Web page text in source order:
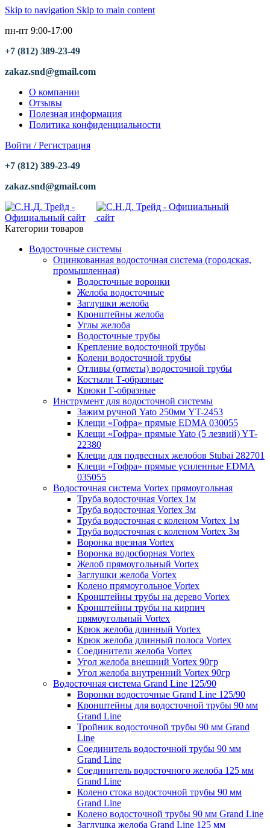
Skip to navigation Skip to main content
пн-пт 9:00-17:00
+7 (812) 389-23-49
zakaz.snd@gmail.com
О компании
Отзывы
Полезная информация
Политика конфиденциальности
Войти / Регистрация
+7 (812) 389-23-49
zakaz.snd@gmail.com
Категории товаров
Водосточные системы
Оцинкованная водосточная система (городская,
промышленная)
Водосточные воронки
Желоба водосточные
Заглушки желоба
Кронштейны желоба
Углы желоба
Водосточные трубы
Крепление водосточной трубы
Колени водосточной трубы
Отливы (отметы) водосточной трубы
Костыли Т-образные
Крюки Г-образные
Инструмент для водосточной системы
Зажим ручной Yato 250мм YT-2453
Клещи «Гофра» прямые EDMA 030055
Клещи «Гофра» прямые Yato (5 лезвий) YT-
22380
Клещи для подвесных желобов Stubai 282701
Клещи «Гофра» прямые усиленные EDMA
035055
Водосточная система Vortex прямоугольная
Труба водосточная Vortex 1м
Труба водосточная Vortex 3м
Труба водосточная с коленом Vortex 1м
Труба водосточная с коленом Vortex 3м
Воронка врезная Vortex
Воронка водосборная Vortex
Желоб прямоугольный Vortex
Заглушки желоба Vortex
Колено прямоугольное Vortex
Кронштейны трубы на дерево Vortex
Кронштейны трубы на кирпич
прямоугольный Vortex
Крюк желоба длинный Vortex
Крюк желоба длинный полоса Vortex
Соединители желоба Vortex
Угол желоба внешний Vortex 90гр
Угол желоба внутренний Vortex 90гр
Водосточная система Grand Line 125/90
Воронки водосточные Grand Line 125/90
Кронштейны для водосточной трубы 90 мм
Grand Line
Тройник водосточной трубы 90 мм Grand
Line
Соединитель водосточной трубы 90 мм
Grand Line
Соединитель водосточного желоба 125 мм
Grand Line
Колено стока водосточной трубы 90 мм
Grand Line
Колено водосточной трубы 90 мм Grand Line
Заглушка желоба Grand Line 125 мм